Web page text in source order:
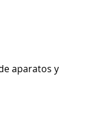
aparatos y